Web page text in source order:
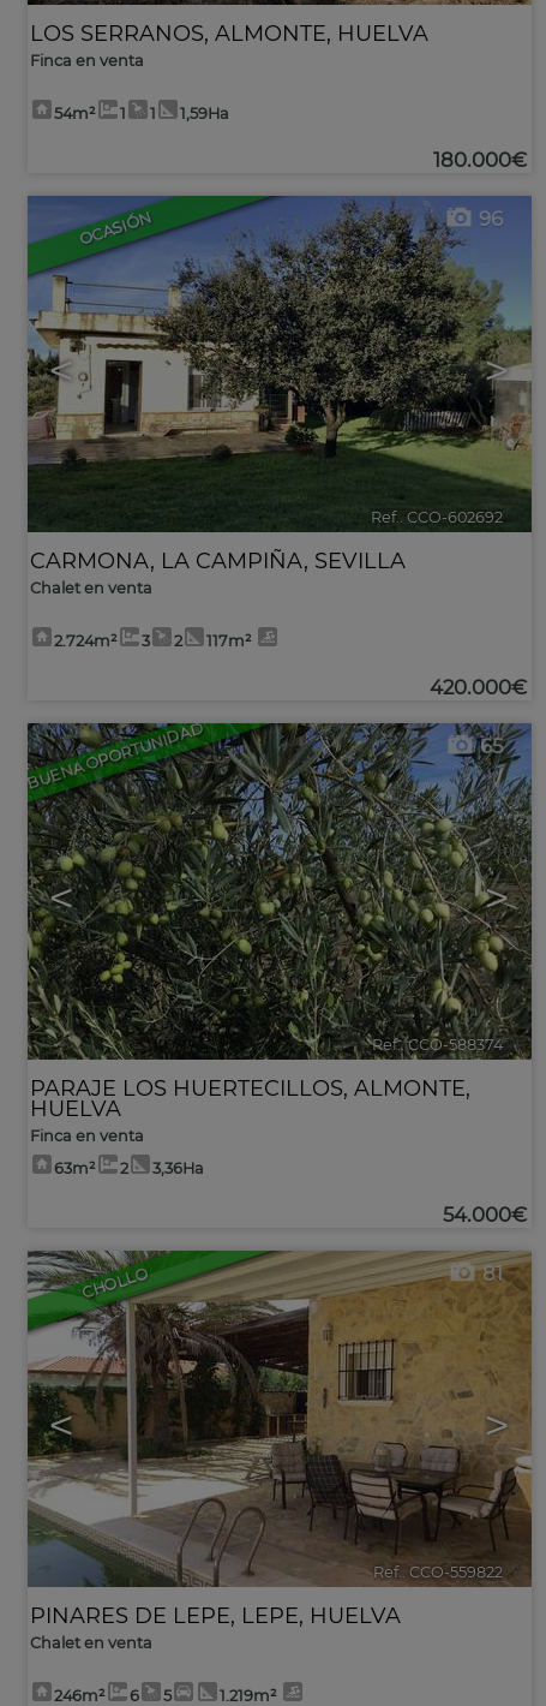
LOS SERRANOS, ALMONTE, HUELVA
Finca en venta
54m² 1 1 1,59Ha
180.000€
OCASIÓN
< >
96
Ref.. CCO-602692 🔗
CARMONA, LA CAMPIÑA, SEVILLA
Chalet en venta
2.724m² 3 2 117m²
420.000€
BUENA OPORTUNIDAD
< >
65
Ref.. CCO-588374 🔗
PARAJE LOS HUERTECILLOS, ALMONTE,
HUELVA
Finca en venta
63m²
2 3,36Ha
54.000€
CHOLLO
< >
81
Ref.. CCO-559822 🔗
PINARES DE LEPE, LEPE, HUELVA
Chalet en venta
246m² 6 5 1.219m²